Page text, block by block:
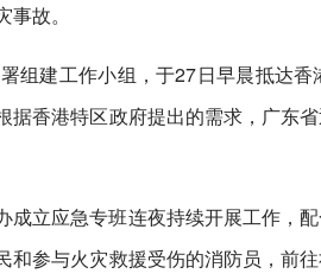
故。
组建工作小组，于27日早晨抵达
香港特区政府提出的需求，广东
立应急专班连夜持续开展工作，
参与火灾救援受伤的消防员，前